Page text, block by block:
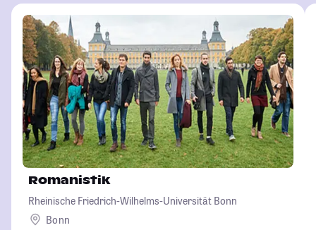
Romanistik
Rheinische Friedrich-Wilhelms-Universität Bonn
Bonn